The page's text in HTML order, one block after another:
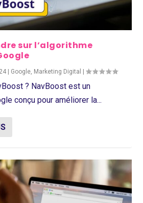
sur l’algorithme
Google, Marketing Digital |
? NavBoost est un
conçu pour améliorer la...